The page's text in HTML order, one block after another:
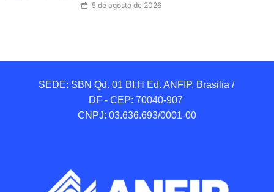
5 de agosto de 2026
SEDE: SBN Qd. 01 BI.H Ed. ANFIP, Brasilia /
DF - CEP: 70040-907
CNPJ: 03.636.693/0001-00